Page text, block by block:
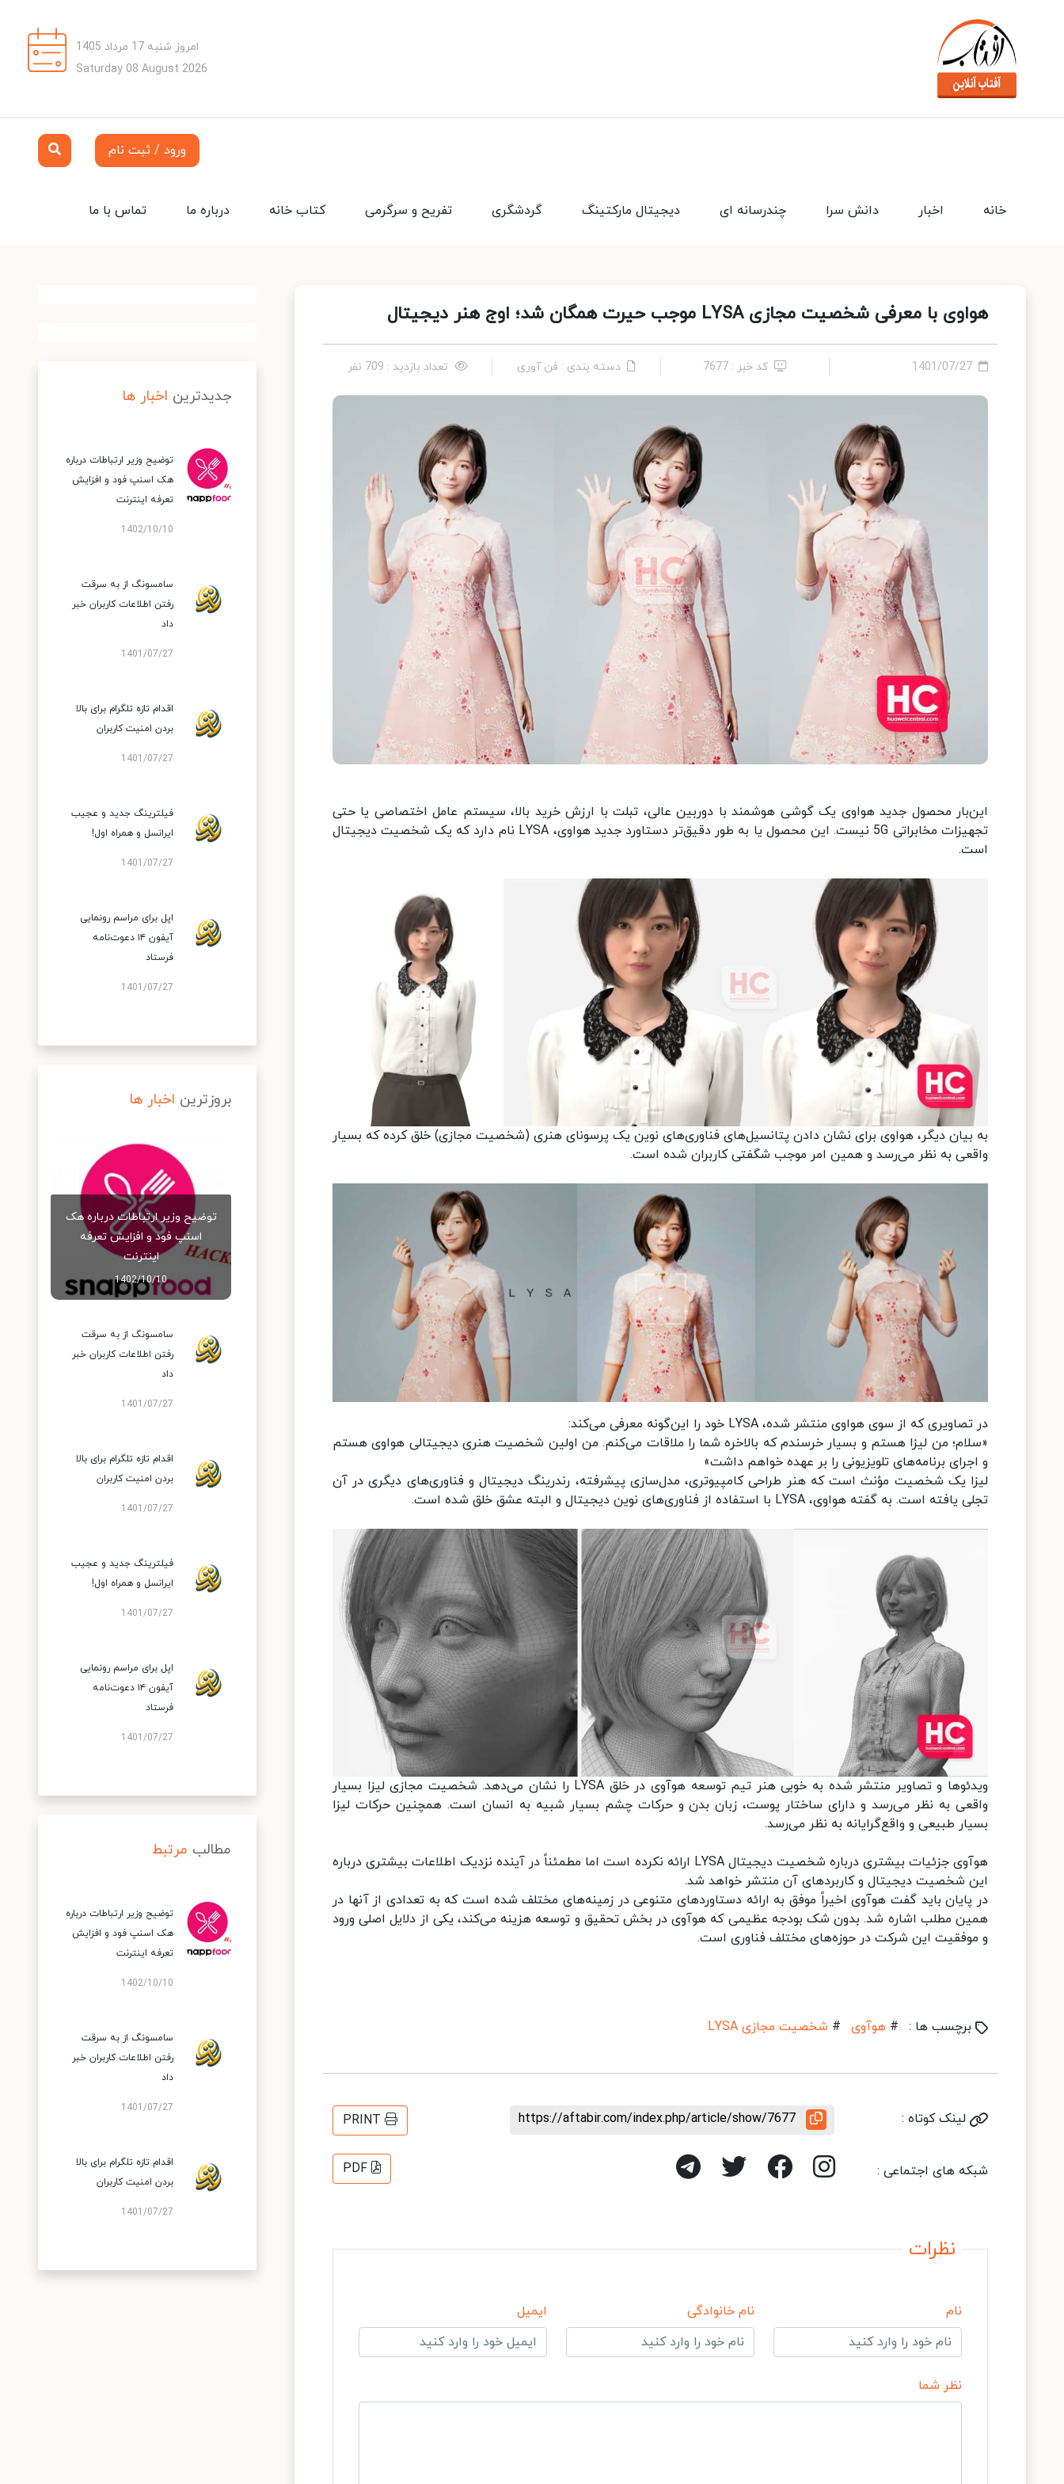
امروز شنبه 17 مرداد 1405
Saturday 08 August 2026
ورود / ثبت نام
تماس با ما درباره ما کتاب خانه تفریح و سرگرمی گردشگری دیجیتال مارکتینگ چندرسانه ای دانش سرا اخبار خانه
هواوی با معرفی شخصیت مجازی LYSA موجب حیرت همگان شد؛ اوج هنر دیجیتال
1401/07/27 کد خبر : 7677 دسته بندی : فن آوری تعداد بازدید : 709 نفر
این‌بار محصول جدید هواوی یک گوشی هوشمند با دوربین عالی، تبلت با ارزش خرید بالا، سیستم عامل اختصاصی یا حتی
تجهیزات مخابراتی 5G نیست. این محصول یا به طور دقیق‌تر دستاورد جدید هواوی، LYSA نام دارد که یک شخصیت دیجیتال
است.
به بیان دیگر، هواوی برای نشان دادن پتانسیل‌های فناوری‌های نوین یک پرسونای هنری (شخصیت مجازی) خلق کرده که بسیار
واقعی به نظر می‌رسد و همین امر موجب شگفتی کاربران شده است.
در تصاویری که از سوی هواوی منتشر شده، LYSA خود را این‌گونه معرفی می‌کند:
«سلام؛ من لیزا هستم و بسیار خرسندم که بالاخره شما را ملاقات می‌کنم. من اولین شخصیت هنری دیجیتالی هواوی هستم
و اجرای برنامه‌های تلویزیونی را بر عهده خواهم داشت»
لیزا یک شخصیت مؤنث است که هنر طراحی کامپیوتری، مدل‌سازی پیشرفته، رندرینگ دیجیتال و فناوری‌های دیگری در آن
تجلی یافته است. به گفته هواوی، LYSA با استفاده از فناوری‌های نوین دیجیتال و البته عشق خلق شده است.
ویدئوها و تصاویر منتشر شده به خوبی هنر تیم توسعه هوآوی در خلق LYSA را نشان می‌دهد. شخصیت مجازی لیزا بسیار
واقعی به نظر می‌رسد و دارای ساختار پوست، زبان بدن و حرکات چشم بسیار شبیه به انسان است. همچنین حرکات لیزا
بسیار طبیعی و واقع‌گرایانه به نظر می‌رسد.
هوآوی جزئیات بیشتری درباره شخصیت دیجیتال LYSA ارائه نکرده است اما مطمئناً در آینده نزدیک اطلاعات بیشتری درباره
این شخصیت دیجیتال و کاربردهای آن منتشر خواهد شد.
در پایان باید گفت هوآوی اخیراً موفق به ارائه دستاوردهای متنوعی در زمینه‌های مختلف شده است که به تعدادی از آنها در
همین مطلب اشاره شد. بدون شک بودجه عظیمی که هوآوی در بخش تحقیق و توسعه هزینه می‌کند، یکی از دلایل اصلی ورود
و موفقیت این شرکت در حوزه‌های مختلف فناوری است.
برچسب ها : # هوآوی # شخصیت مجازی LYSA
لینک کوتاه : https://aftabir.com/index.php/article/show/7677
PRINT
شبکه های اجتماعی : PDF
نظرات
نام نام خانوادگی ایمیل
نظر شما
جدیدترین اخبار ها
توضیح وزیر ارتباطات درباره
هک اسنپ‌ فود و افزایش
تعرفه اینترنت
1402/10/10
سامسونگ از به سرقت
رفتن اطلاعات کاربران خبر
داد
1401/07/27
اقدام تازه تلگرام برای بالا
بردن امنیت کاربران
1401/07/27
فیلترینگ جدید و عجیب
ایرانسل و همراه اول!
1401/07/27
اپل برای مراسم رونمایی
آیفون ۱۴ دعوت‌نامه
فرستاد
1401/07/27
بروزترین اخبار ها
توضیح وزیر ارتباطات درباره هک
اسنپ‌ فود و افزایش تعرفه
اینترنت
1402/10/10
سامسونگ از به سرقت
رفتن اطلاعات کاربران خبر
داد
1401/07/27
اقدام تازه تلگرام برای بالا
بردن امنیت کاربران
1401/07/27
فیلترینگ جدید و عجیب
ایرانسل و همراه اول!
1401/07/27
اپل برای مراسم رونمایی
آیفون ۱۴ دعوت‌نامه
فرستاد
1401/07/27
مطالب مرتبط
توضیح وزیر ارتباطات درباره
هک اسنپ‌ فود و افزایش
تعرفه اینترنت
1402/10/10
سامسونگ از به سرقت
رفتن اطلاعات کاربران خبر
داد
1401/07/27
اقدام تازه تلگرام برای بالا
بردن امنیت کاربران
1401/07/27